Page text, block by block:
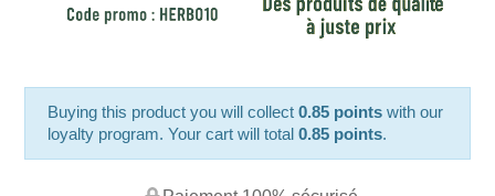
Buying this product you will collect0.85 points with our
loyalty program. Your cart will total0.85 points.